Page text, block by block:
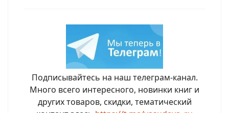
Подписывайтесь на наш телеграм-канал.
Много всего интересного, новинки книг и
других товаров, скидки, тематический